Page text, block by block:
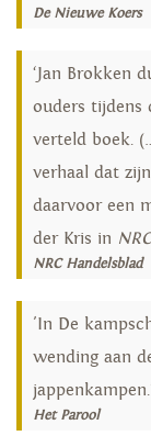
De Nieuwe Koers
‘Jan Brokken
ouders tijdens
verteld boek.
verhaal dat
daarvoor een
der Kris in NRC
NRC Handelsblad
'In De
wending aan
Het Parool